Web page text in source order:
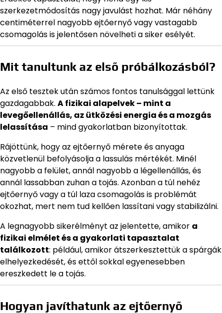
szerkezetmódosítás nagy javulást hozhat. Már néhány
centiméterrel nagyobb ejtőernyő vagy vastagabb
csomagolás is jelentősen növelheti a siker esélyét.
Mit tanultunk az első próbálkozásból?
Az első tesztek után számos fontos tanulsággal lettünk
gazdagabbak. A fizikai alapelvek – mint a
levegőellenállás, az ütközési energia és a mozgás
lelassítása – mind gyakorlatban bizonyítottak.
Rájöttünk, hogy az ejtőernyő mérete és anyaga
közvetlenül befolyásolja a lassulás mértékét. Minél
nagyobb a felület, annál nagyobb a légellenállás, és
annál lassabban zuhan a tojás. Azonban a túl nehéz
ejtőernyő vagy a túl laza csomagolás is problémát
okozhat, mert nem tud kellően lassítani vagy stabilizálni.
A legnagyobb sikerélményt az jelentette, amikor a
fizikai elmélet és a gyakorlati tapasztalat
találkozott: például, amikor átszerkesztettük a spárgák
elhelyezkedését, és ettől sokkal egyenesebben
ereszkedett le a tojás.
Hogyan javíthatunk az ejtőernyő